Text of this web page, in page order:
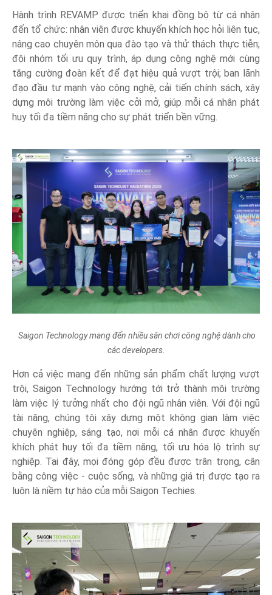
Hành trình REVAMP được triển khai đồng bộ từ cá nhân
đến tổ chức: nhân viên được khuyến khích học hỏi liên tục,
nâng cao chuyên môn qua đào tạo và thử thách thực tiễn;
đội nhóm tối ưu quy trình, áp dụng công nghệ mới cùng
tăng cường đoàn kết để đạt hiệu quả vượt trội; ban lãnh
đạo đầu tư mạnh vào công nghệ, cải tiến chính sách, xây
dựng môi trường làm việc cởi mở, giúp mỗi cá nhân phát
huy tối đa tiềm năng cho sự phát triển bền vững.
Saigon Technology mang đến nhiều sân chơi công nghệ dành cho
các developers.
Hơn cả việc mang đến những sản phẩm chất lượng vượt
trội, Saigon Technology hướng tới trở thành môi trường
làm việc lý tưởng nhất cho đội ngũ nhân viên. Với đội ngũ
tài năng, chúng tôi xây dựng một không gian làm việc
chuyên nghiệp, sáng tạo, nơi mỗi cá nhân được khuyến
khích phát huy tối đa tiềm năng, tối ưu hóa lộ trình sự
nghiệp. Tại đây, mọi đóng góp đều được trân trọng, cân
bằng công việc - cuộc sống, và những giá trị được tạo ra
luôn là niềm tự hào của mỗi Saigon Techies.